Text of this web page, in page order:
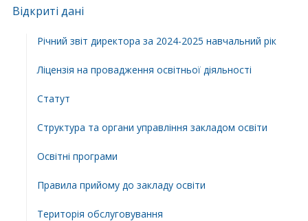
Відкриті дані
Річний звіт директора за 2024-2025 навчальний рік
Ліцензія на провадження освітньої діяльності
Статут
Структура та органи управління закладом освіти
Освiтнi програми
Правила прийому до закладу освіти
Територiя обслуговування